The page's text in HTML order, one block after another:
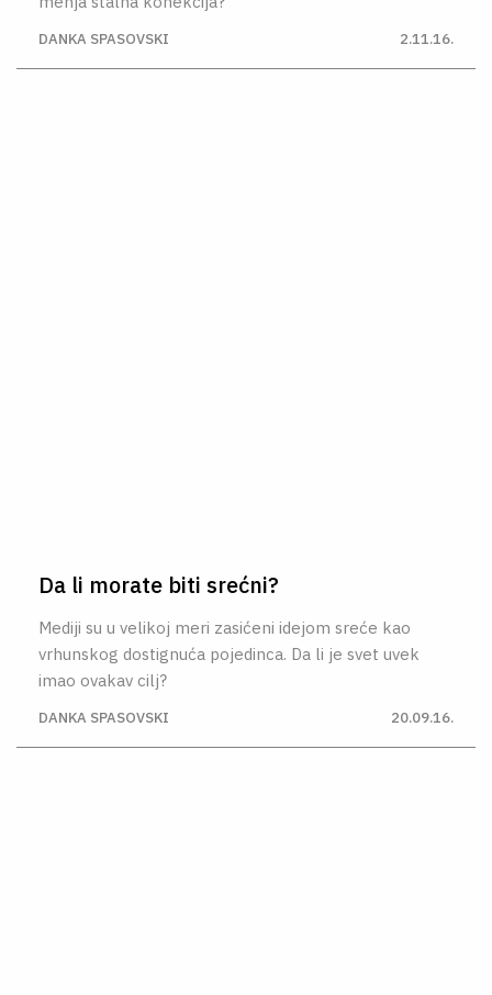
DANKA SPASOVSKI 2.11.16.
Da li morate biti srećni?
Mediji su u velikoj meri zasićeni idejom sreće kao
vrhunskog dostignuća pojedinca. Da li je svet uvek
imao ovakav cilj?
DANKA SPASOVSKI 20.09.16.